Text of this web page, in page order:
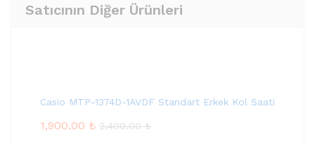
Satıcının Diğer Ürünleri
Casio MTP-1374D-1AVDF Standart Erkek Kol Saati
1,900.00 ₺ 2,400.00₺